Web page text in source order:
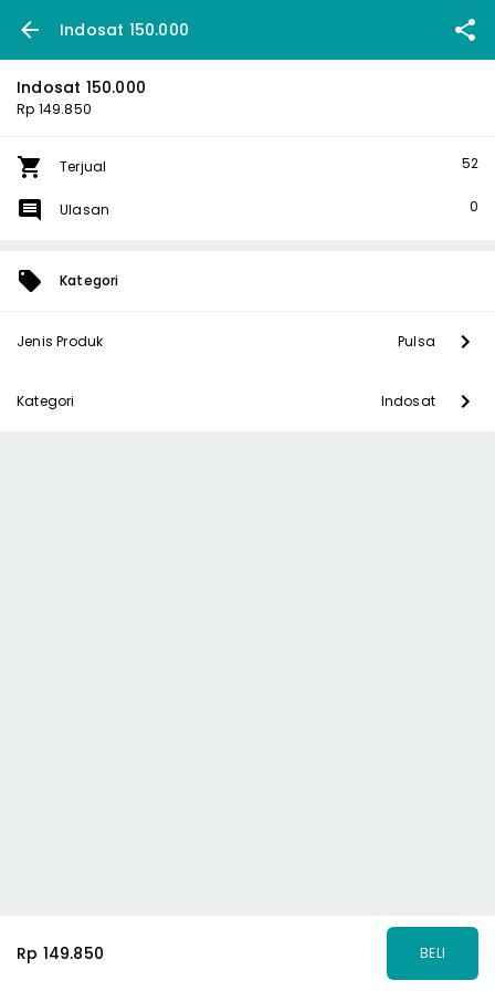
Indosat 150.000
Indosat 150.000
Rp 149.850
Terjual 52
Ulasan 0
Kategori
Jenis Produk Pulsa
Kategori Indosat
Rp 149.850 BELI